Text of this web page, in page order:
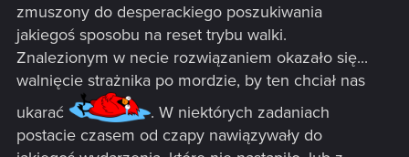
zmuszony do desperackiego poszukiwania
jakiegoś sposobu na reset trybu walki.
Znalezionym w necie rozwiązaniem okazało się...
walnięcie strażnika po mordzie, by ten chciał nas
ukarać
. W niektórych zadaniach
postacie czasem od czapy nawiązywały do